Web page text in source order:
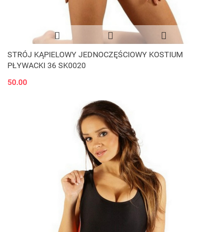
STRÓJ KĄPIELOWY JEDNOCZĘŚCIOWY KOSTIUM
PŁYWACKI 36 SK0020
50.00